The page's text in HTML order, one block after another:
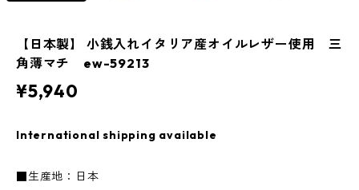
【日本製】 小銭入れイタリア産オイルレザー使用 三
角薄マチ ew-59213
¥5,940
International shipping available
■生産地：日本